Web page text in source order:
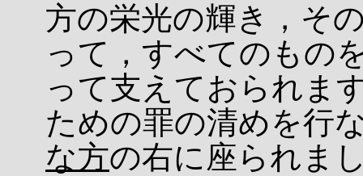
方の栄光の輝き，そ
って，すべてのもの
って支えておられま
ための罪の清めを行
な方の右に座られま